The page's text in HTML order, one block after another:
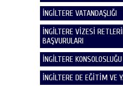
İNGİLTERE VATANDAŞLIĞI
İNGİLTERE VİZESİ
BAŞVURULARI
İNGİLTERE KONSOLOSLUĞU
İNGİLTERE DE EĞİTİM VE